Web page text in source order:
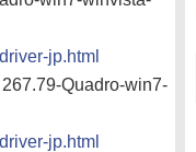
jp.html
Quadro-win7-
jp.html